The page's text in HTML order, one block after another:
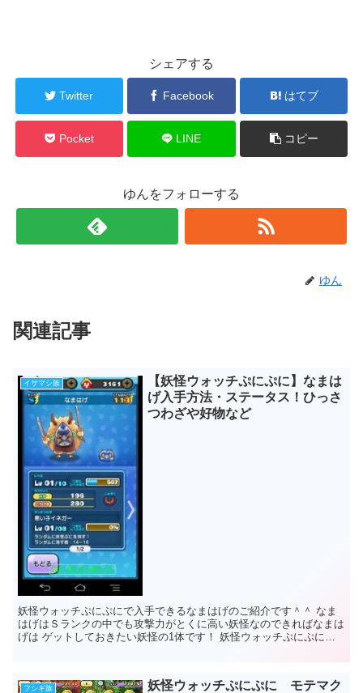
シェアする
Twitter Facebook はてブ
Pocket LINE コピー
ゆんをフォローする
ゆん
関連記事
イサマシ族
【妖怪ウォッチぷにぷに】なまは
げ入手方法・ステータス！ひっさ
つわざや好物など
妖怪ウォッチぷにぷにで入手できるなまはげのご紹介です＾＾ なま
はげはＳランクの中でも攻撃力がとくに高い妖怪なのできればなまは
げは ゲットしておきたい妖怪の1体です！ 妖怪ウォッチぷにぷに
フシギ族
妖怪ウォッチぷにぷに モテマク